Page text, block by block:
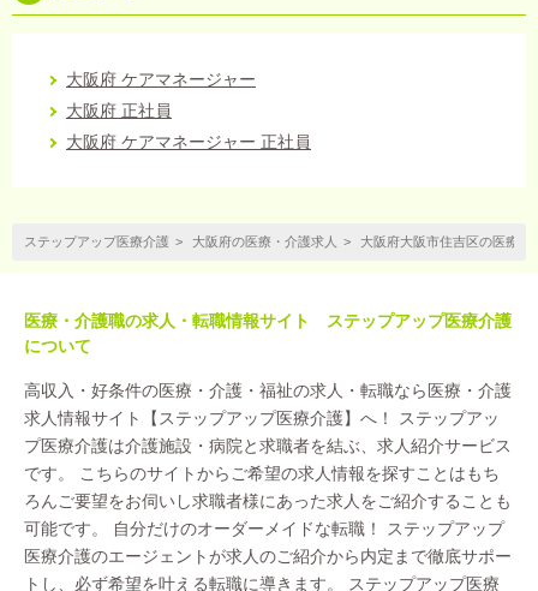
大阪府 ケアマネージャー
大阪府 正社員
大阪府 ケアマネージャー 正社員
ステップアップ医療介護 大阪府の医療・介護求人 大阪府大阪市住吉区の医療・
医療・介護職の求人・転職情報サイト ステップアップ医療介護
について
高収入・好条件の医療・介護・福祉の求人・転職なら医療・介護
求人情報サイト【ステップアップ医療介護】へ！ ステップアッ
プ医療介護は介護施設・病院と求職者を結ぶ、求人紹介サービス
です。 こちらのサイトからご希望の求人情報を探すことはもち
ろんご要望をお伺いし求職者様にあった求人をご紹介することも
可能です。 自分だけのオーダーメイドな転職！ ステップアップ
医療介護のエージェントが求人のご紹介から内定まで徹底サポー
トし、必ず希望を叶える転職に導きます。 ステップアップ医療